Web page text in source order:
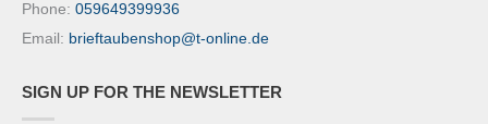
Phone: 059649399936
Email: brieftaubenshop@t-online.de
SIGN UP FOR THE NEWSLETTER